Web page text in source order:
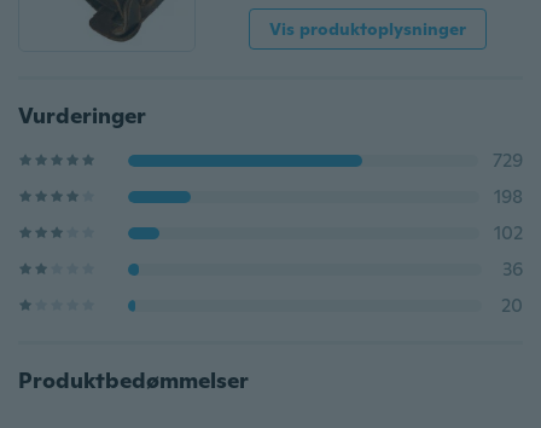
Vis produktoplysninger
Vurderinger
729
198
102
36
20
Produktbedømmelser